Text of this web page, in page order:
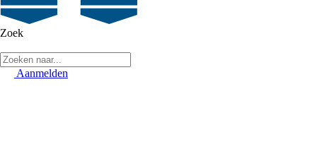
Zoek
Aanmelden